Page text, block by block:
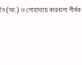
(আ.) ও শোহাদায়ে কারবালা